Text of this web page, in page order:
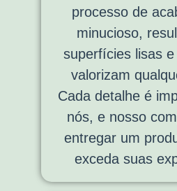
processo de
minucioso,
superfícies lisas
valorizam
Cada detalhe é
nós, e nosso
entregar um
exceda suas